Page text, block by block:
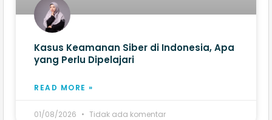
Kasus Keamanan Siber di Indonesia, Apa
yang Perlu Dipelajari
READ MORE »
01/08/2026 Tidak ada komentar